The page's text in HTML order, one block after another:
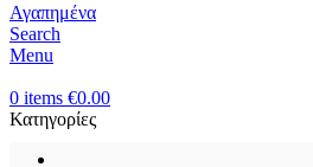
Αγαπημένα
Search
Menu
0 items €0.00
Κατηγορίες